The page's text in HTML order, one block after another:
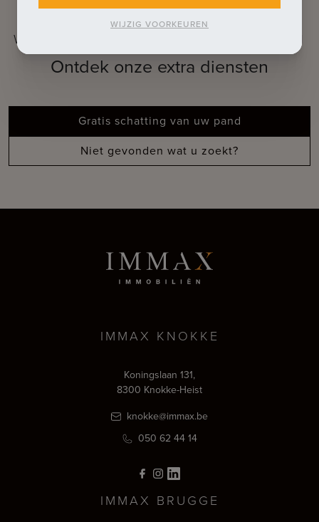
WAT KUNNEN WE VOOR U BETEKENEN
Ontdek onze extra diensten
Gratis schatting van uw pand
Niet gevonden wat u zoekt?
IMMAX KNOKKE
Koningslaan 131,
8300 Knokke-Heist
knokke@immax.be
050 62 44 14
IMMAX BRUGGE
WIJZIG VOORKEUREN